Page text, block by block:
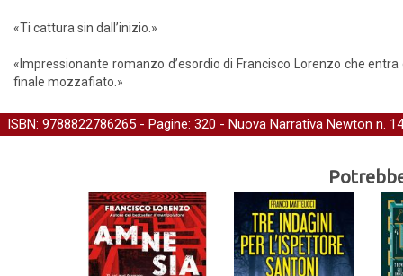
«Ti cattura sin dall’inizio.»
«Impressionante romanzo d’esordio di Francisco Lorenzo che
finale mozzafiato.»
ISBN: 9788822786265 - Pagine: 320 - Nuova Narrativa Newton n.